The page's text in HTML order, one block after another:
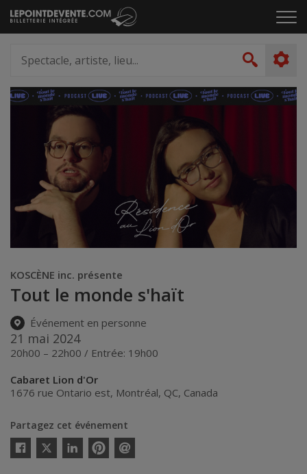
Passer
au
le
artiste,
lieu...
KOSCÈNE inc. présente
Tout le monde s'haït
Événement en personne
21 mai 2024
20h00 – 22h00 / Entrée: 19h00
Cabaret Lion d'Or
1676 rue Ontario est, Montréal, QC, Canada
Partagez cet événement
Twitter